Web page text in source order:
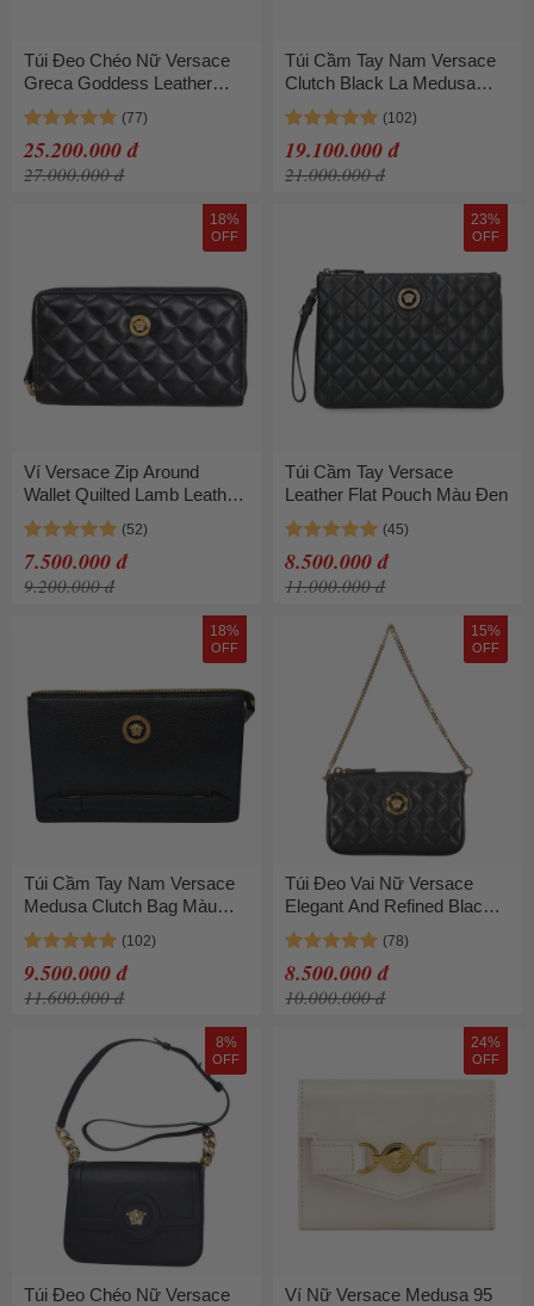
Túi Đeo Chéo Nữ Versace
Greca Goddess Leather
Mini Bag 'Black/Gold'
1007220 1A05134 Màu Đen
25.200.000 đ
27.000.000 đ
Túi Cầm Tay Nam Versace
Clutch Black La Medusa
Head Calfskin Leather Hand
Bag DP87631 DVT8ME
Màu Đen
19.100.000 đ
21.000.000 đ
18%
OFF
Ví Versace Zip Around
Wallet Quilted Lamb Leather
Black Màu Đen
7.500.000 đ
9.200.000 đ
23%
OFF
Túi Cầm Tay Versace
Leather Flat Pouch Màu Đen
8.500.000 đ
11.000.000 đ
18%
OFF
Túi Cầm Tay Nam Versace
Medusa Clutch Bag Màu
Đen
9.500.000 đ
11.600.000 đ
15%
OFF
Túi Đeo Vai Nữ Versace
Elegant And Refined Black
Bag
10192231A03912_1B00V
Màu Đen
8.500.000 đ
10.000.000 đ
8%
OFF
Túi Đeo Chéo Nữ Versace
24%
OFF
Ví Nữ Versace Medusa 95